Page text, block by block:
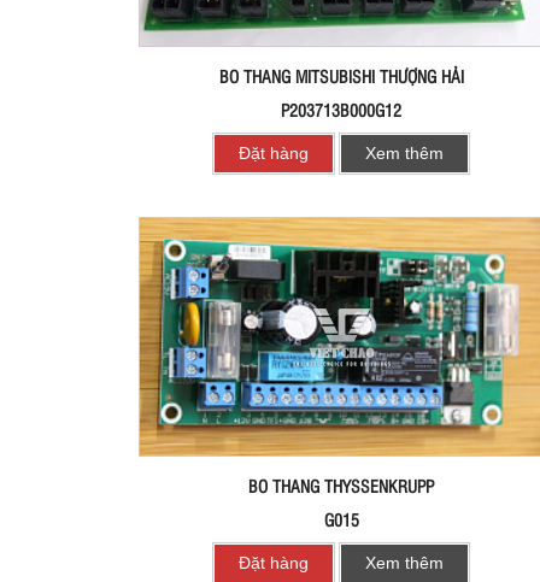
BO THANG MITSUBISHI THƯỢNG HẢI
P203713B000G12
Đặt hàng Xem thêm
BO THANG THYSSENKRUPP
G015
Đặt hàng Xem thêm